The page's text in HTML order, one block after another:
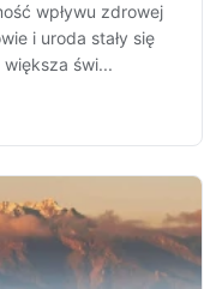
wpływu zdrowej
i uroda stały się
świ...